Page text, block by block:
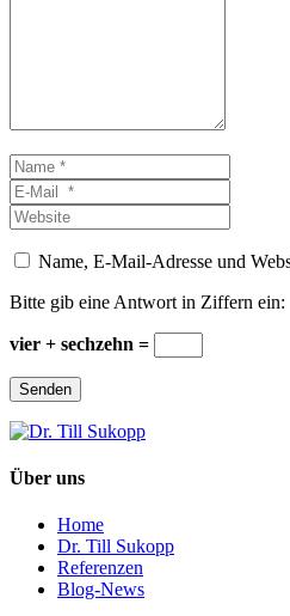
Name
*E-
Mail
*
Website
Name, E-Mail-Adresse und
Bitte gib eine Antwort in Ziffern ein:
vier + sechzehn =
Senden
Über uns
Home
Dr. Till Sukopp
Referenzen
Blog-News